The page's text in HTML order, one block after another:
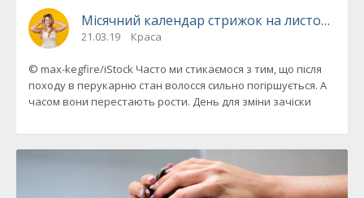
Місячний календар стрижок на листопад
21.03.19 Краса
© max-kegfire/iStock Часто ми стикаємося з тим, що після
походу в перукарню стан волосся сильно погіршується. А
часом вони перестають рости. День для зміни зачіски